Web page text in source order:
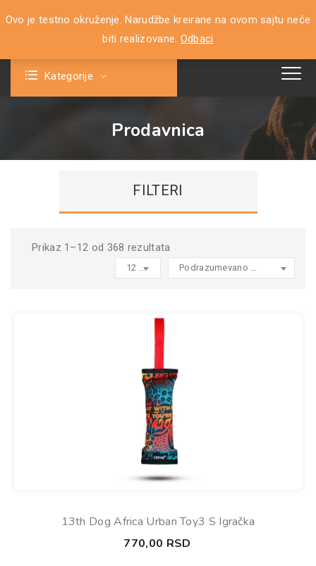
Ovo je testno okruženje. Narudžbe kreirane na ovom sajtu neće
biti realizovane. Odbaci
0
Kategorije
Prodavnica
Prikaz 1–12 od 368 rezultata
12 products per page
13th Dog Africa Urban Toy3 S Igračka
770,00 RSD
FILTERI